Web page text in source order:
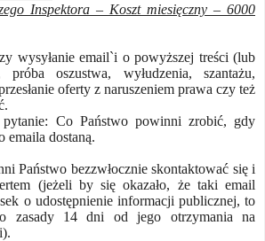
Inspektora – Koszt miesięczny – 6000
wysyłanie email`i o powyższej treści (lub
oszustwa, wyłudzenia, szantażu,
oferty z naruszeniem prawa czy też
Co Państwo powinni zrobić, gdy
emaila dostaną.
Państwo bezzwłocznie skontaktować się i
(jeżeli by się okazało, że taki email
o udostępnienie informacji publicznej, to
zasady 14 dni od jego otrzymania na